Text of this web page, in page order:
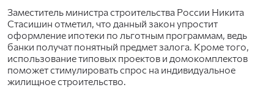
Заместитель министра строительства России Никита
Стасишин отметил, что данный закон упростит
оформление ипотеки по льготным программам, ведь
банки получат понятный предмет залога. Кроме того,
использование типовых проектов и домокомплектов
поможет стимулировать спрос на индивидуальное
жилищное строительство.